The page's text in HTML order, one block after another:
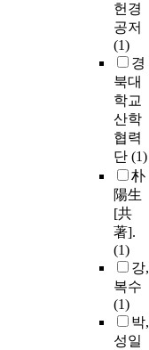
헌경
공저
(1)
경
북대
학교
산학
협력
단 (1)
朴
陽生
[共
著].
(1)
강,
복수
(1)
박,
성일